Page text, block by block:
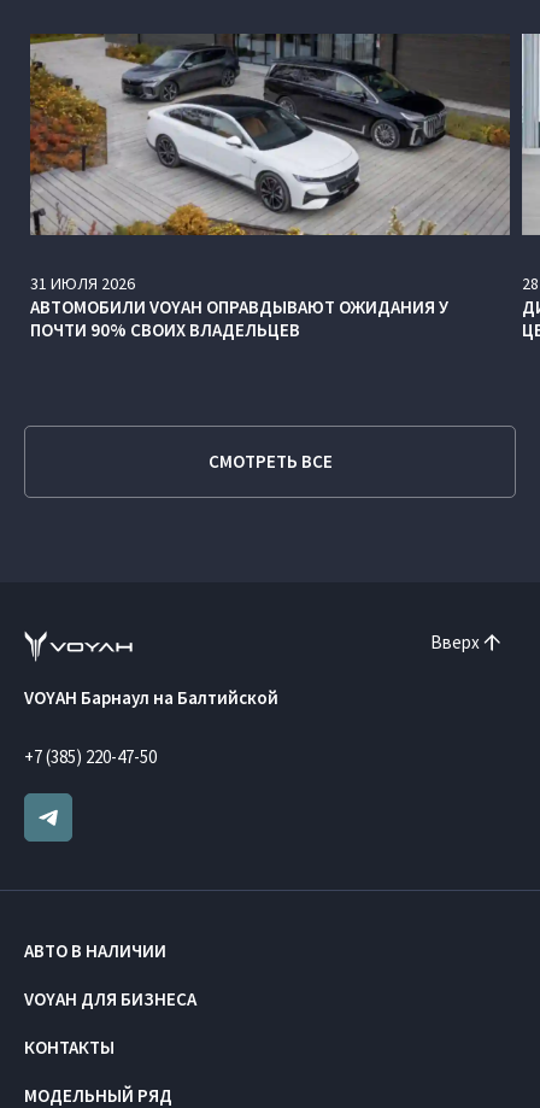
31 ИЮЛЯ 2026
АВТОМОБИЛИ VOYAH ОПРАВДЫВАЮТ ОЖИДАНИЯ У
ПОЧТИ 90% СВОИХ ВЛАДЕЛЬЦЕВ
28
СМОТРЕТЬ ВСЕ
Вверх
VOYAH Барнаул на Балтийской
+7 (385) 220-47-50
АВТО В НАЛИЧИИ
VOYAH ДЛЯ БИЗНЕСА
КОНТАКТЫ
МОДЕЛЬНЫЙ РЯД